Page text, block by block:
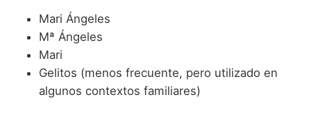
Mari Ángeles
Mª Ángeles
Mari
Gelitos (menos frecuente, pero utilizado en
algunos contextos familiares)